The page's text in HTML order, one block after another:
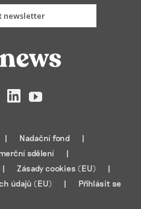
newsletter
LinkedIn
YouTube
Nadační fond
sdělení
Zásady cookies (EU)
údajů (EU)
Přihlásit se